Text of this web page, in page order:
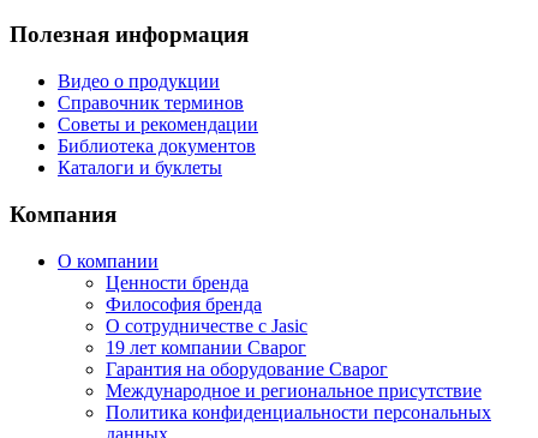
Полезная информация
Видео о продукции
Справочник терминов
Советы и рекомендации
Библиотека документов
Каталоги и буклеты
Компания
О компании
Ценности бренда
Философия бренда
О сотрудничестве с Jasic
19 лет компании Сварог
Гарантия на оборудование Сварог
Международное и региональное присутствие
Политика конфиденциальности персональных
данных